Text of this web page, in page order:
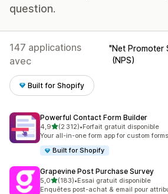
question.
147 applications
avec
Net Promoter
(NPS)
Built for Shopify
Powerful Contact Form Builder
4,9étoile(s) sur 5
(2 312)
2312 avis au total
•Forfait gratuit disponible
Your all-in-one form app for custom
Built for Shopify
Grapevine Post Purchase Survey
5,0étoile(s) sur 5
(183)
183 avis au total
•Essai gratuit disponible
Enquêtes post-achat & email pour